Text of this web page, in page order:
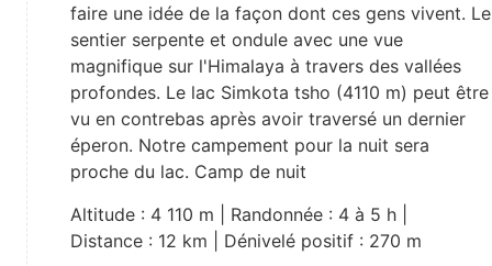
faire une idée de la façon dont ces gens vivent. Le
sentier serpente et ondule avec une vue
magnifique sur l'Himalaya à travers des vallées
profondes. Le lac Simkota tsho (4110 m) peut être
vu en contrebas après avoir traversé un dernier
éperon. Notre campement pour la nuit sera
proche du lac. Camp de nuit
Altitude : 4 110 m | Randonnée : 4 à 5 h |
Distance : 12 km | Dénivelé positif : 270 m